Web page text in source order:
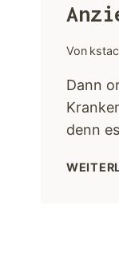
Von
Dann
denn